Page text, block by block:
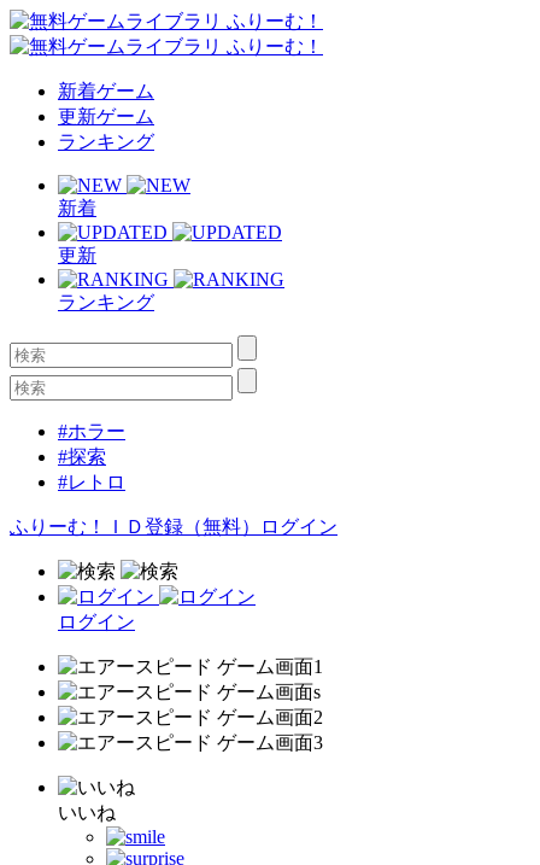
新着ゲーム
更新ゲーム
ランキング
新着
更新
ランキング
#ホラー
#探索
#レトロ
ふりーむ！ＩＤ登録（無料） ログイン
ログイン
いいね